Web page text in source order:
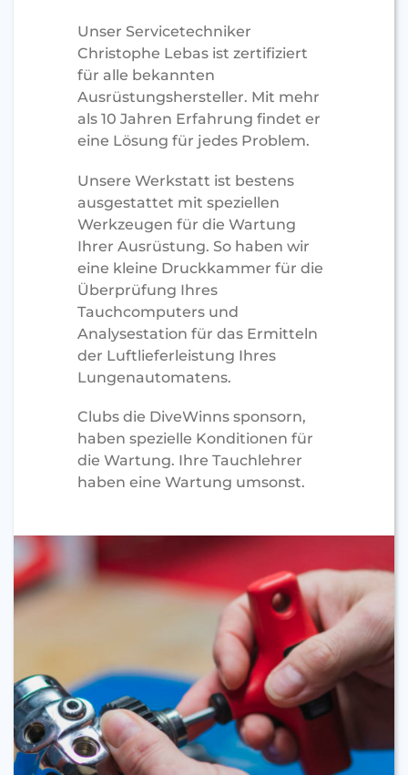
Unser Servicetechniker
Christophe Lebas ist zertifiziert
für alle bekannten
Ausrüstungshersteller. Mit mehr
als 10 Jahren Erfahrung findet er
eine Lösung für jedes Problem.
Unsere Werkstatt ist bestens
ausgestattet mit speziellen
Werkzeugen für die Wartung
Ihrer Ausrüstung. So haben wir
eine kleine Druckkammer für die
Überprüfung Ihres
Tauchcomputers und
Analysestation für das Ermitteln
der Luftlieferleistung Ihres
Lungenautomatens.
Clubs die DiveWinns sponsorn,
haben spezielle Konditionen für
die Wartung. Ihre Tauchlehrer
haben eine Wartung umsonst.